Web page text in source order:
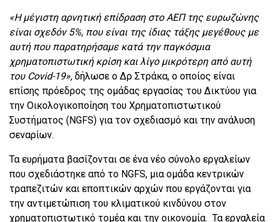
«Η μέγιστη αρνητική επίδραση στο ΑΕΠ της ευρωζώνης
είναι σχεδόν 5%, που είναι της ίδιας τάξης μεγέθους με
αυτή που παρατηρήσαμε κατά την παγκόσμια
χρηματοπιστωτική κρίση και λίγο μικρότερη από αυτή
του Covid-19», δήλωσε ο Δρ Στράκα, ο οποίος είναι
επίσης πρόεδρος της ομάδας εργασίας του Δικτύου για
την Οικολογικοποίηση του Χρηματοπιστωτικού
Συστήματος (NGFS) για τον σχεδιασμό και την ανάλυση
σεναρίων.
Τα ευρήματα βασίζονται σε ένα νέο σύνολο εργαλείων
που σχεδιάστηκε από το NGFS, μια ομάδα κεντρικών
τραπεζιτών και εποπτικών αρχών που εργάζονται για
την αντιμετώπιση του κλιματικού κινδύνου στον
χρηματοπιστωτικό τομέα και την οικονομία. Τα εργαλεία